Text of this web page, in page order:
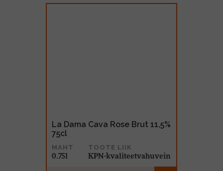
La Dama Cava Rose Brut 11,5%
75cl
MAHT
0.75l
TOOTE LIIK
KPN-kvaliteetvahuvein